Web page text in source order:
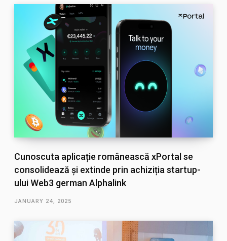
Cunoscuta aplicație românească xPortal se
consolidează și extinde prin achiziția startup-
ului Web3 german Alphalink
JANUARY 24, 2025